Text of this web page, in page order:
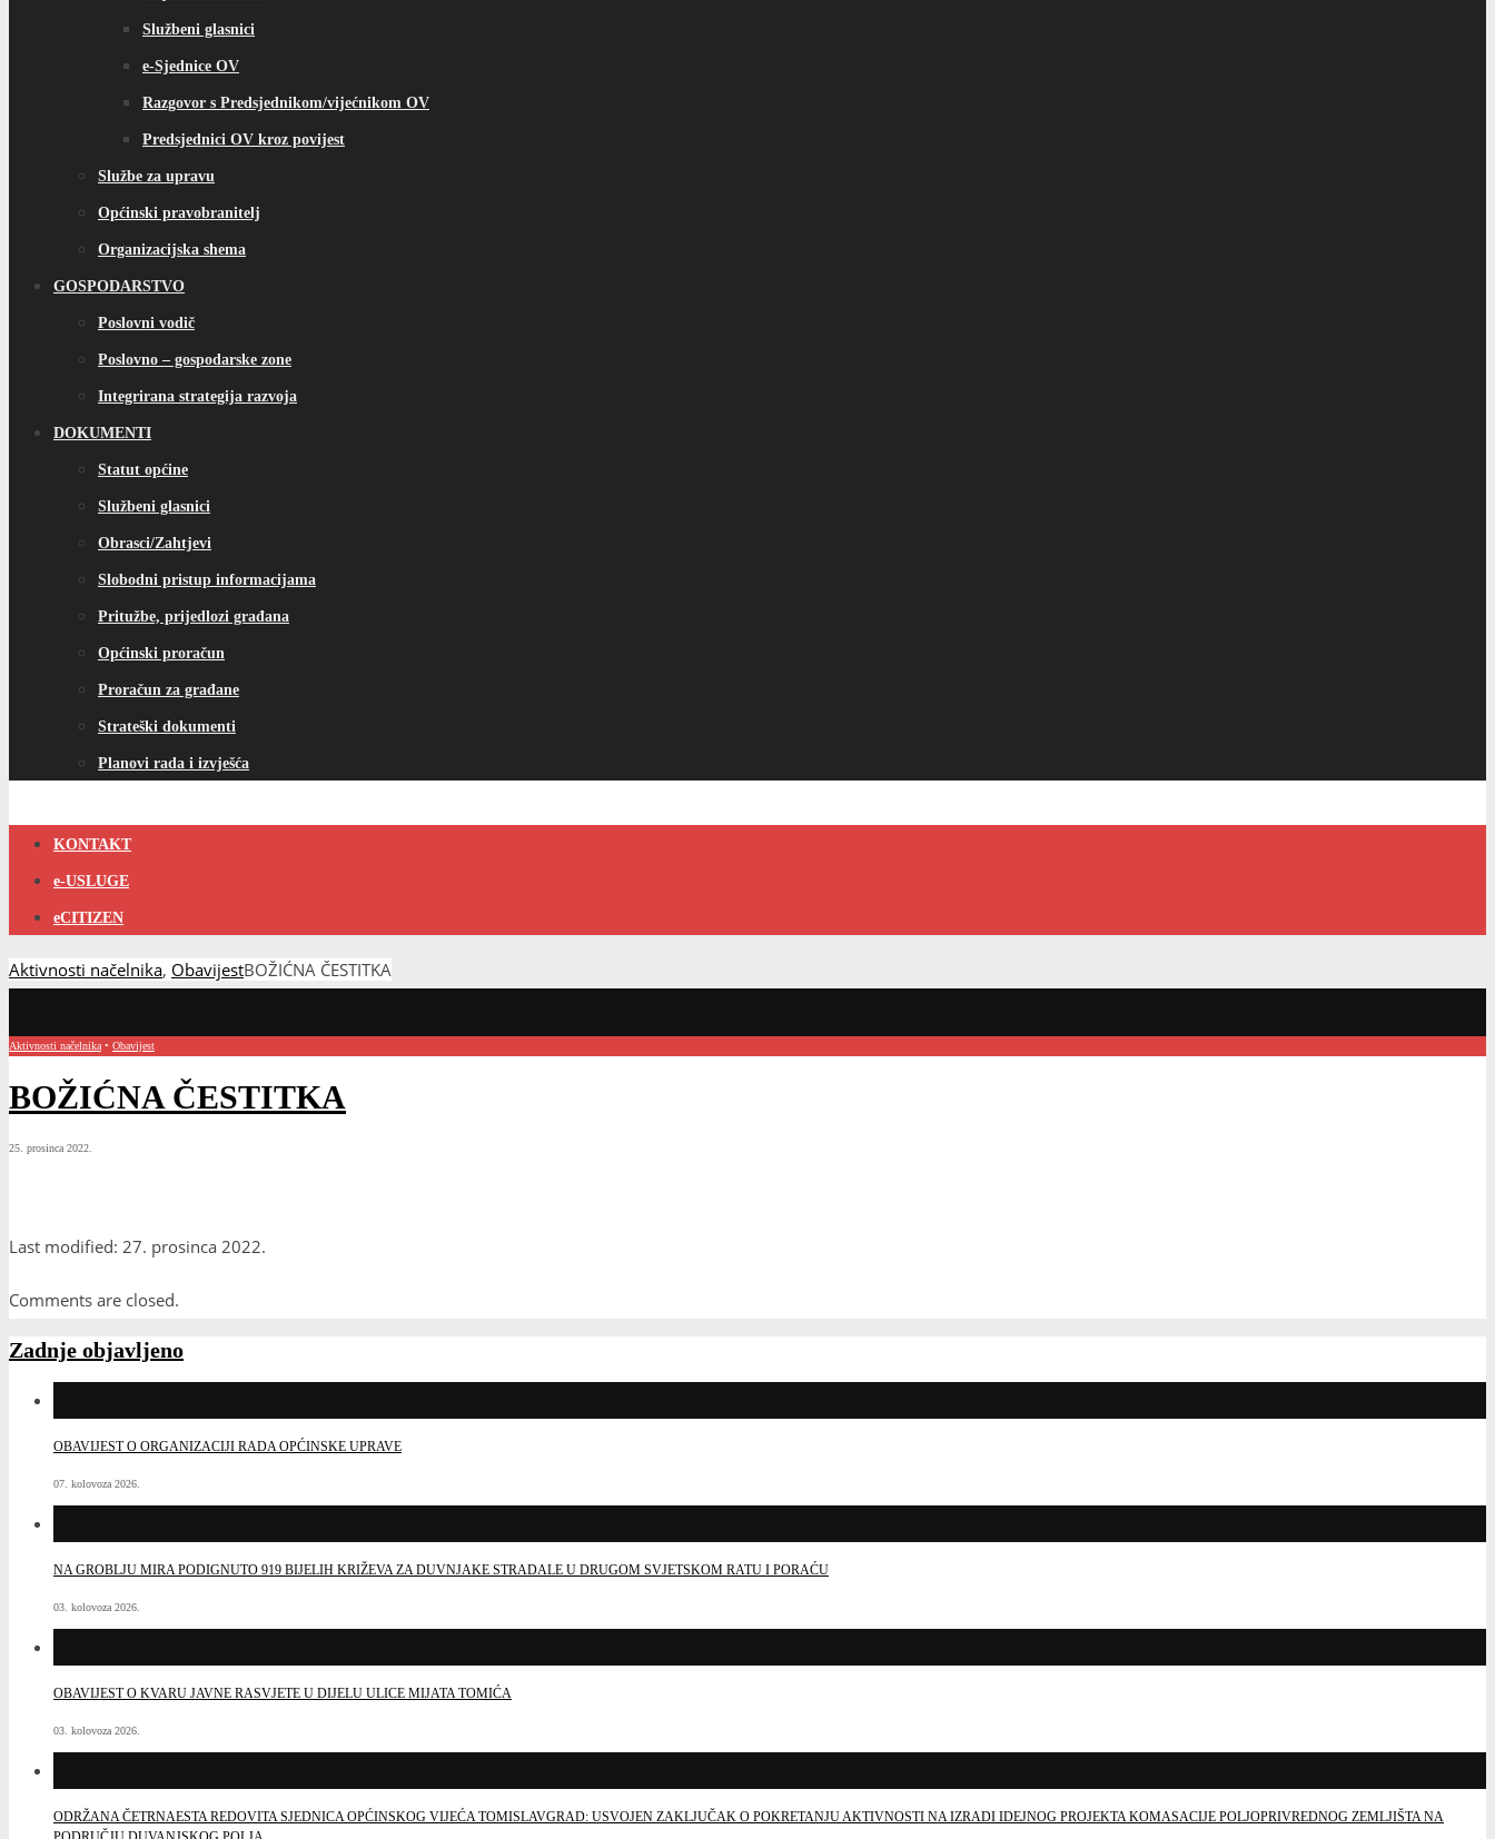
Službeni glasnici
e-Sjednice OV
Razgovor s Predsjednikom/vijećnikom OV
Predsjednici OV kroz povijest
Službe za upravu
Općinski pravobranitelj
Organizacijska shema
GOSPODARSTVO
Poslovni vodič
Poslovno – gospodarske zone
Integrirana strategija razvoja
DOKUMENTI
Statut općine
Službeni glasnici
Obrasci/Zahtjevi
Slobodni pristup informacijama
Pritužbe, prijedlozi građana
Općinski proračun
Proračun za građane
Strateški dokumenti
Planovi rada i izvješća
KONTAKT
e-USLUGE
eCITIZEN
Aktivnosti načelnika, ObavijestBOŽIĆNA ČESTITKA
Aktivnosti načelnika • Obavijest
BOŽIĆNA ČESTITKA
25. prosinca 2022.
Last modified: 27. prosinca 2022.
Comments are closed.
Zadnje objavljeno
OBAVIJEST O ORGANIZACIJI RADA OPĆINSKE UPRAVE
07. kolovoza 2026.
NA GROBLJU MIRA PODIGNUTO 919 BIJELIH KRIŽEVA ZA DUVNJAKE STRADALE U DRUGOM SVJETSKOM RATU I PORAĆU
03. kolovoza 2026.
OBAVIJEST O KVARU JAVNE RASVJETE U DIJELU ULICE MIJATA TOMIĆA
03. kolovoza 2026.
ODRŽANA ČETRNAESTA REDOVITA SJEDNICA OPĆINSKOG VIJEĆA TOMISLAVGRAD: USVOJEN ZAKLJUČAK O POKRETANJU AKTIVNOSTI NA IZRADI IDEJNOG PROJEKTA KOMASACIJE POLJOPRIVREDNOG ZEMLJIŠTA NA